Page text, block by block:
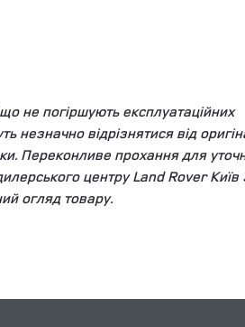
не погіршують експлуатаційних
відрізнятися від
Переконливе прохання для
центру Land Rover Київ
огляд товару.